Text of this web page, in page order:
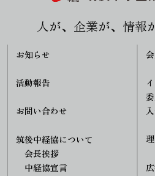
人が、企業が、情報
お知らせ
活動報告
お問い合わせ
筑後中経協について
会長挨拶
中経協宣言